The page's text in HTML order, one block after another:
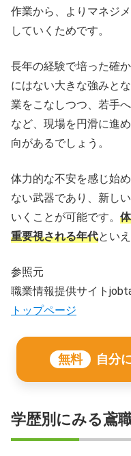
作業から、よりマネジ
していくためです。
長年の経験で培った確
にはない大きな強みと
業をこなしつつ、若手
など、現場を円滑に進
向があるでしょう。
体力的な不安を感じ始
ない武器であり、新し
いくことが可能です。
重要視される年代とい
参照元
職業情報提供サイト
トップページ
無料 自分
学歴別にみる鳶